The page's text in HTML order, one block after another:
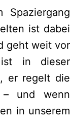
ist dabei
geht weit vor
ist in dieser
er regelt die
– und wenn
in unserem